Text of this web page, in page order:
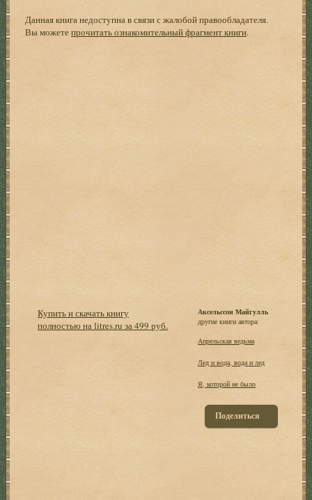
Данная книга недоступна в связи с жалобой правообладателя.
Вы можетепрочитать ознакомительный фрагмент книги.
Купить и скачать книгу
полностью на litres.ru за 499 руб.
Аксельссон Майгулль
другие книги автора:
Апрельская ведьма
Лед и вода, вода и лед
Я, которой не было
Поделиться